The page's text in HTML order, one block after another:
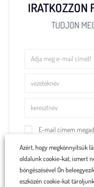
IRATKOZZON
TUDJON
E-mail címem
irányelvekkel kapcsolatos
Azért, hogy megkönnyítsük
oldalunk cookie-kat, ismert
böngészésével Ön
eszközén cookie-kat